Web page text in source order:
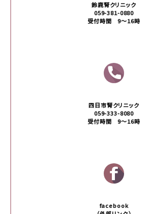
鈴鹿腎クリニック
059-381-0880
受付時間 9〜16時
四日市腎クリニック
059-333-8080
受付時間 9〜16時
facebook